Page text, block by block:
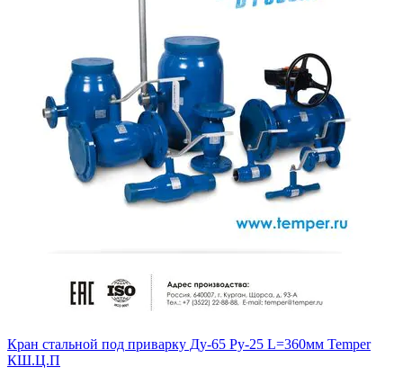
Кран стальной под приварку Ду-65 Ру-25 L=360мм Temper
КШ.Ц.П